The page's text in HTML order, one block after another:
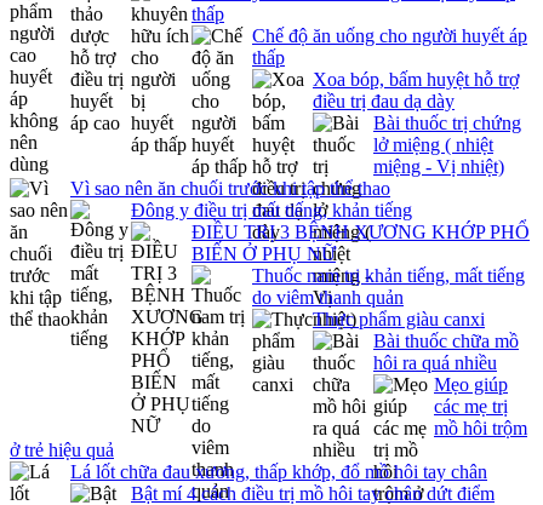
thấp
Chế độ ăn uống cho người huyết áp
thấp
Xoa bóp, bấm huyệt hỗ trợ
điều trị đau dạ dày
Bài thuốc trị chứng
lở miệng ( nhiệt
miệng - Vị nhiệt)
Vì sao nên ăn chuối trước khi tập thể thao
Đông y điều trị mất tiếng, khản tiếng
ĐIỀU TRỊ 3 BỆNH XƯƠNG KHỚP PHỔ
BIẾN Ở PHỤ NỮ
Thuốc nam trị khản tiếng, mất tiếng
do viêm thanh quản
Thực phẩm giàu canxi
Bài thuốc chữa mồ
hôi ra quá nhiều
Mẹo giúp
các mẹ trị
mồ hôi trộm
ở trẻ hiệu quả
Lá lốt chữa đau xương, thấp khớp, đổ mồ hôi tay chân
Bật mí 4 cách điều trị mồ hôi tay chân dứt điểm